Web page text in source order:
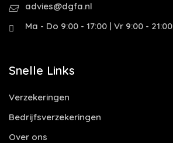
advies@dgfa.nl
Ma - Do 9:00 - 17:00 | Vr 9:00 - 21:00
Snelle Links
Verzekeringen
Bedrijfsverzekeringen
Over ons